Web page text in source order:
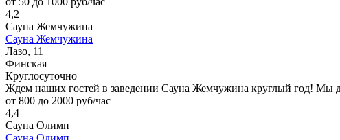
4,2
Сауна Жемчужина
Сауна Жемчужина
Лазо, 11
Финская
Круглосуточно
Ждем наших гостей в заведении Сауна Жемчужина круглый год! Мы
от 800 до 2000 руб/час
4,4
Сауна Олимп
Сауна Олимп